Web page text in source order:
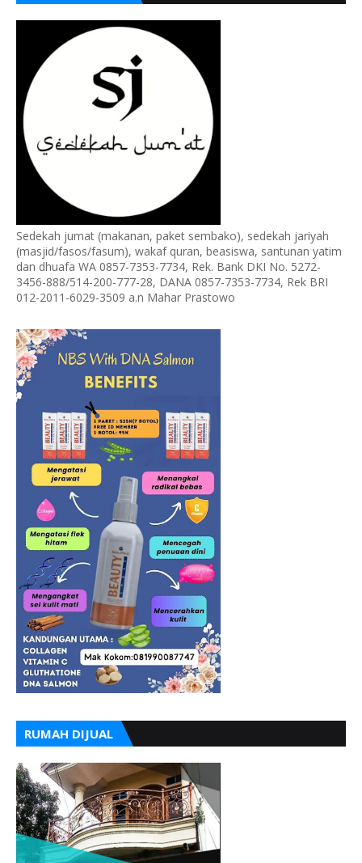
Sedekah jumat (makanan, paket sembako), sedekah jariyah
(masjid/fasos/fasum), wakaf quran, beasiswa, santunan yatim
dan dhuafa WA 0857-7353-7734, Rek. Bank DKI No. 5272-
3456-888/514-200-777-28, DANA 0857-7353-7734, Rek BRI
012-2011-6029-3509 a.n Mahar Prastowo
RUMAH DIJUAL